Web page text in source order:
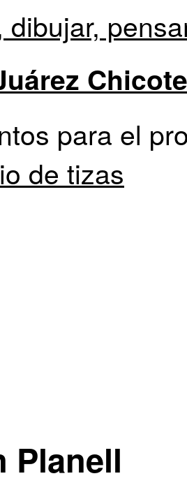
dibujar,
Chicote
para el
de tizas
Planell